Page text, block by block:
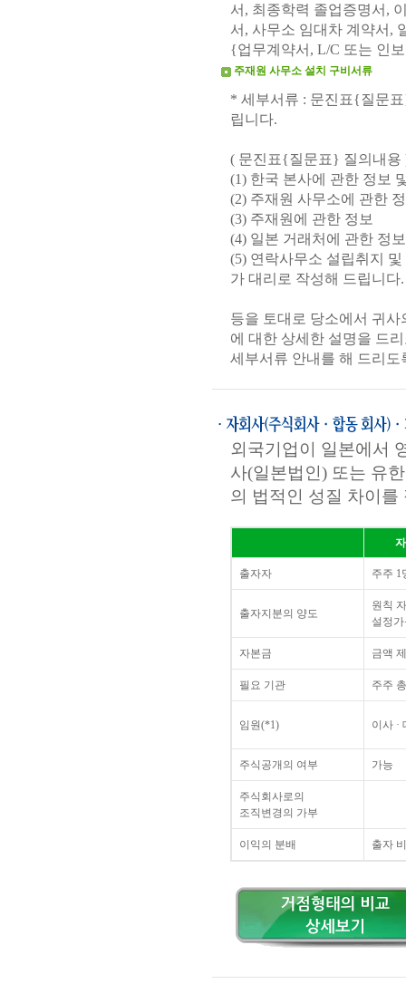
서, 최종학력 졸업증명서,
서, 사무소 임대차 계약서,
{업무계약서, L/C 또는 인
주재원 사무소 설치 구비서류
* 세부서류 : 문진표{질문
립니다.
( 문진표{질문표} 질의내용
(1) 한국 본사에 관한 정보
(2) 주재원 사무소에 관한
(3) 주재원에 관한 정보
(4) 일본 거래처에 관한 정보
(5) 연락사무소 설립취지
가 대리로 작성해 드립니다.
등을 토대로 당소에서 귀
에 대한 상세한 설명을 드
세부서류 안내를 해 드리도
외국기업이 일본에서
사(일본법인) 또는 유
의 법적인 성질 차이
출자자 주주 1
출자지분의 양도
원칙
설정
자본금 금액
필요 기관 주주
임원(*1) 이사 ·
주식공개의 여부 가능
주식회사로의
조직변경의 가부
이익의 분배 출자